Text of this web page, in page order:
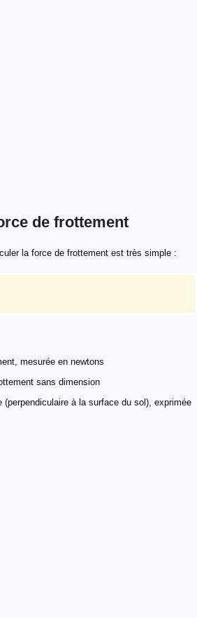
de frottement
la force de frottement est très simple :
mesurée en newtons
sans dimension
(perpendiculaire à la surface du sol), exprimée